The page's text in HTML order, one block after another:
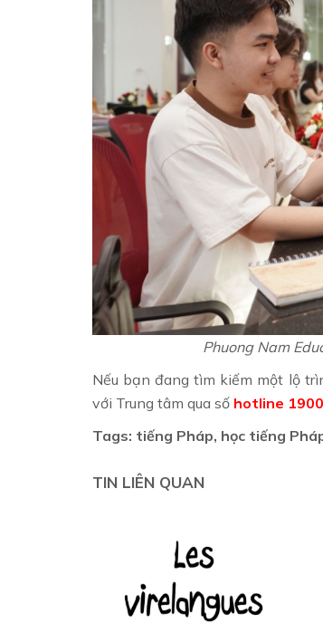
Phuong Nam
Nếu bạn đang tìm kiếm một lộ
với Trung tâm qua số hotline
Tags: tiếng Pháp, học tiếng
TIN LIÊN QUAN